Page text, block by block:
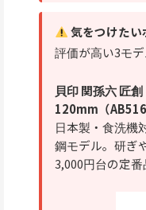
気をつけたい
評価が高い3モデ
貝印 関孫六 匠
120mm（
日本製・食洗機
鋼モデル。研ぎ
3,000円台の定番